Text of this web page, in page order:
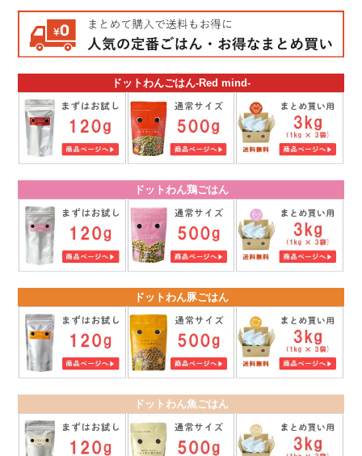
ドットわんごはん-Red mind-
ドットわん鶏ごはん
ドットわん豚ごはん
ドットわん魚ごはん